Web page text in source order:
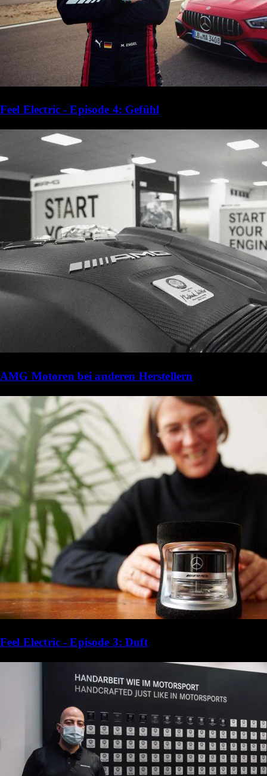
Feel Electric - Episode 4: Gefühl
AMG Motoren bei anderen Herstellern
Feel Electric - Episode 3: Duft